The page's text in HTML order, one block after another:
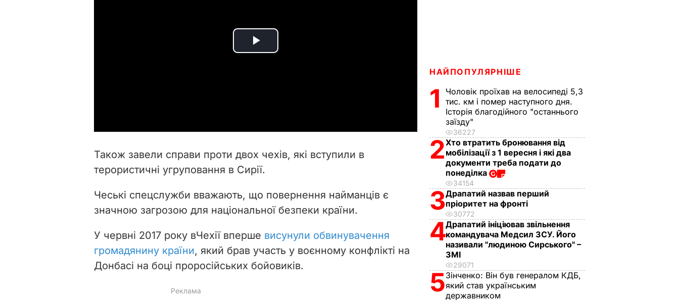
P
i
d
e
o
Також завели справи проти двох чехів, які вступили в
терористичні угруповання в Сирії.
Чеські спецслужби вважають, що повернення найманців є
значною загрозою для національної безпеки країни.
У червні 2017 року вЧехії вперше висунули обвинувачення
громадянину країни, який брав участь у воєнному конфлікті на
Донбасі на боці проросійських бойовиків.
НАЙПОПУЛЯРНІШЕ
1
Чоловік проїхав на велосипеді 5,3
тис. км і помер наступного дня.
Історія благодійного "останнього
заїзду"
36227
2Хто втратить бронювання від
мобілізації з 1 вересня і які два
документи треба подати до
понеділка
34154
3Драпатий назвав перший
пріоритет на фронті
30772
4Драпатий ініціював звільнення
командувача Медсил ЗСУ. Його
називали "людиною Сирського" –
ЗМІ
29071
5Зінченко: Він був генералом КДБ,
який став українським
державником